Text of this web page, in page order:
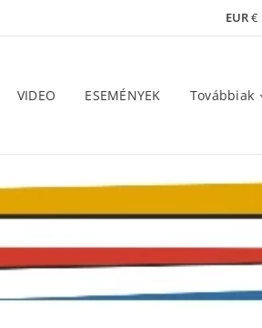
EUR€
VIDEO ESEMÉNYEK Továbbiak